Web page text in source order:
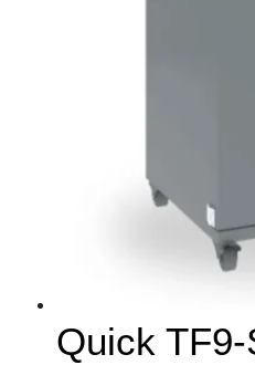
Quick